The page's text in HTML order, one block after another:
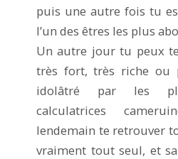
puis une autre fois tu
l’un des êtres les plus
Un autre jour tu peux
très fort, très riche ou
idolâtré par les
calculatrices
lendemain te retrouver
vraiment tout seul, et